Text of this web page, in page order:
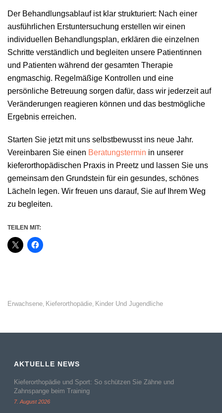
Der Behandlungsablauf ist klar strukturiert: Nach einer
ausführlichen Erstuntersuchung erstellen wir einen
individuellen Behandlungsplan, erklären die einzelnen
Schritte verständlich und begleiten unsere Patientinnen
und Patienten während der gesamten Therapie
engmaschig. Regelmäßige Kontrollen und eine
persönliche Betreuung sorgen dafür, dass wir jederzeit auf
Veränderungen reagieren können und das bestmögliche
Ergebnis erreichen.
Starten Sie jetzt mit uns selbstbewusst ins neue Jahr.
Vereinbaren Sie einen Beratungstermin in unserer
kieferorthopädischen Praxis in Preetz und lassen Sie uns
gemeinsam den Grundstein für ein gesundes, schönes
Lächeln legen. Wir freuen uns darauf, Sie auf Ihrem Weg
zu begleiten.
TEILEN MIT:
Erwachsene, Kieferorthopädie, Kinder Und Jugendliche
AKTUELLE NEWS
Kieferorthopädie und Sport: So schützen Sie Zähne und
Zahnspange beim Training
7. August 2026